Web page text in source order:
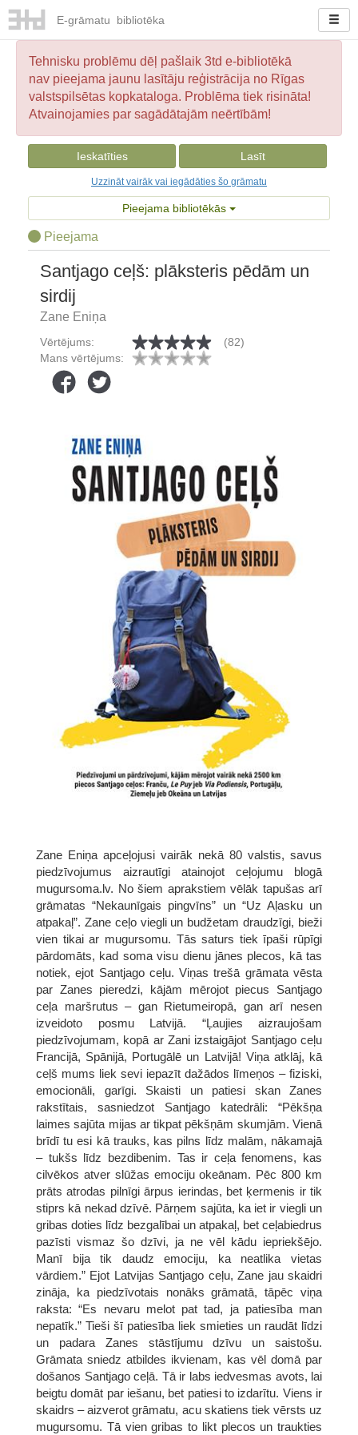
E-grāmatu bibliotēka
Tehnisku problēmu dēļ pašlaik 3td e-bibliotēkā
nav pieejama jaunu lasītāju reģistrācija no Rīgas
valstspilsētas kopkataloga. Problēma tiek risināta!
Atvainojamies par sagādātajām neērtībām!
Ieskatīties Lasīt
Uzzināt vairāk vai iegādāties šo grāmatu
Pieejama bibliotēkās
Pieejama
Santjago ceļš: plāksteris pēdām un
sirdij
Zane Eniņa
Vērtējums:
(82)
Mans vērtējums:
Zane Eniņa apceļojusi vairāk nekā 80 valstis, savus
piedzīvojumus aizrautīgi atainojot ceļojumu blogā
mugursoma.lv. No šiem aprakstiem vēlāk tapušas arī
grāmatas “Nekaunīgais pingvīns” un “Uz Aļasku un
atpakaļ”. Zane ceļo viegli un budžetam draudzīgi, bieži
vien tikai ar mugursomu. Tās saturs tiek īpaši rūpīgi
pārdomāts, kad soma visu dienu jānes plecos, kā tas
notiek, ejot Santjago ceļu. Viņas trešā grāmata vēsta
par Zanes pieredzi, kājām mērojot piecus Santjago
ceļa maršrutus – gan Rietumeiropā, gan arī nesen
izveidoto posmu Latvijā. “Ļaujies aizraujošam
piedzīvojumam, kopā ar Zani izstaigājot Santjago ceļu
Francijā, Spānijā, Portugālē un Latvijā! Viņa atklāj, kā
ceļš mums liek sevi iepazīt dažādos līmeņos – fiziski,
emocionāli, garīgi. Skaisti un patiesi skan Zanes
rakstītais, sasniedzot Santjago katedrāli: “Pēkšņa
laimes sajūta mijas ar tikpat pēkšņām skumjām. Vienā
brīdī tu esi kā trauks, kas pilns līdz malām, nākamajā
– tukšs līdz bezdibenim. Tas ir ceļa fenomens, kas
cilvēkos atver slūžas emociju okeānam. Pēc 800 km
prāts atrodas pilnīgi ārpus ierindas, bet ķermenis ir tik
stiprs kā nekad dzīvē. Pārņem sajūta, ka iet ir viegli un
gribas doties līdz bezgalībai un atpakaļ, bet ceļabiedrus
pazīsti vismaz šo dzīvi, ja ne vēl kādu iepriekšējo.
Manī bija tik daudz emociju, ka neatlika vietas
vārdiem.” Ejot Latvijas Santjago ceļu, Zane jau skaidri
zināja, ka piedzīvotais nonāks grāmatā, tāpēc viņa
raksta: “Es nevaru melot pat tad, ja patiesība man
nepatīk.” Tieši šī patiesība liek smieties un raudāt līdzi
un padara Zanes stāstījumu dzīvu un saistošu.
Grāmata sniedz atbildes ikvienam, kas vēl domā par
došanos Santjago ceļā. Tā ir labs iedvesmas avots, lai
beigtu domāt par iešanu, bet patiesi to izdarītu. Viens ir
skaidrs – aizverot grāmatu, acu skatiens tiek vērsts uz
mugursomu. Tā vien gribas to likt plecos un traukties